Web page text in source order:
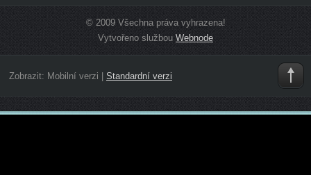
© 2009 Všechna práva vyhrazena!
Vytvořeno službou Webnode
Zobrazit: Mobilní verzi Standardní verzi